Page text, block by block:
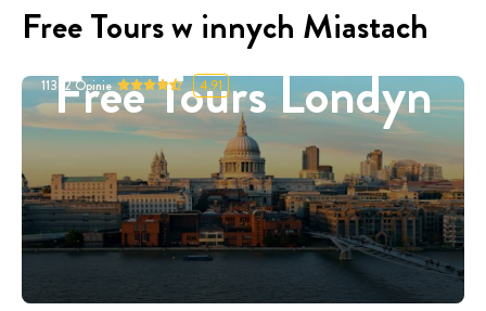
Free Tours w innych Miastach
Free Tours Londyn
11332Opinie 4.91